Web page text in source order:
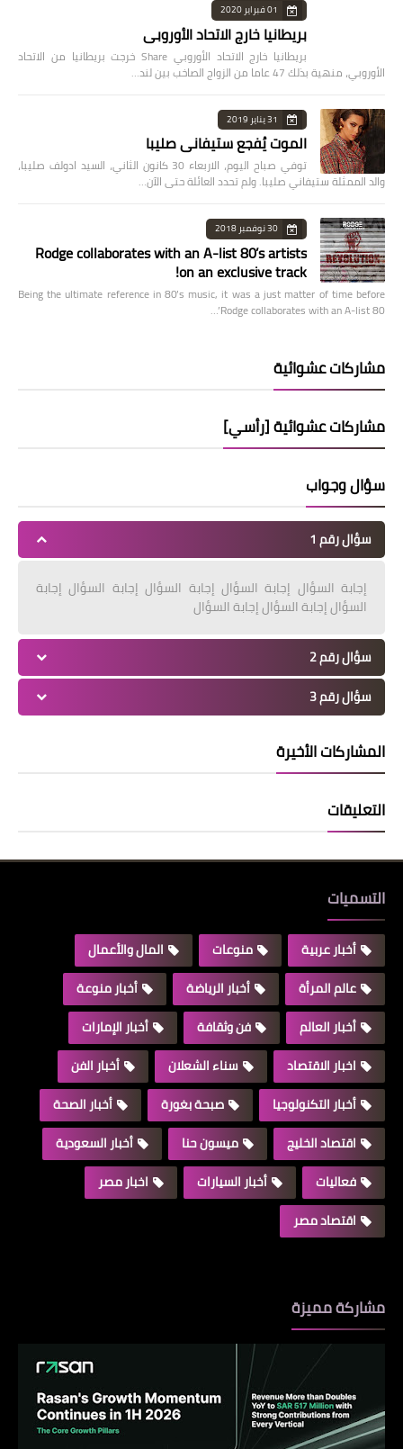
01 فبراير 2020
بريطانيا خارج الاتحاد الأوروبي
بريطانيا خارج الاتحاد الأوروبي Share خرجت بريطانيا من الاتحاد
الأوروبي، منهية بذلك 47 عاما من الزواج الصاخب بين لند…
31 يناير 2019
الموت يُفجع ستيفاني صليبا
توفي صباح اليوم، الاربعاء 30 كانون الثاني، السيد ادولف صليبا،
والد الممثلة ستيفاني صليبا. ولم تحدد العائلة حتى الآن…
30 نوفمبر 2018
Rodge collaborates with an A-list 80’s artists
on an exclusive track!
Being the ultimate reference in 80’s music, it was a just matter of time before
Rodge collaborates with an A-list 80’…
مشاركات عشوائية
مشاركات عشوائية [رأسي]
سؤال وجواب
سؤال رقم 1
إجابة السؤال إجابة السؤال إجابة السؤال إجابة السؤال إجابة
السؤال إجابة السؤال إجابة السؤال
سؤال رقم 2
سؤال رقم 3
المشاركات الأخيرة
التعليقات
التسميات
أخبار عربية منوعات
المال والأعمال
عالم المرأة
أخبار الرياضة
أخبار منوعة
أخبار العالم
فن وثقافة
أخبار الإمارات
اخبار الاقتصاد
سناء الشعلان
أخبار الفن
أخبار التكنولوجيا
صبحة بغورة
أخبار الصحة
اقتصاد الخليج
ميسون حنا
أخبار السعودية
فعاليات
أخبار السيارات
اخبار مصر
اقتصاد مصر
مشاركة مميزة